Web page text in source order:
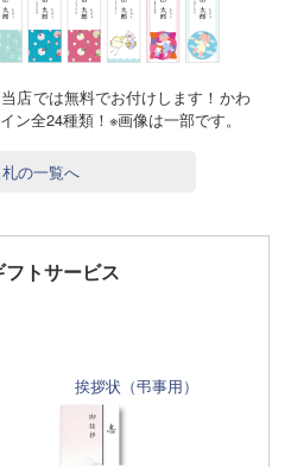
店では無料でお付けします！かわ
ン全24種類！※画像は一部です。
の一覧へ
トサービス
挨拶状（弔事用）